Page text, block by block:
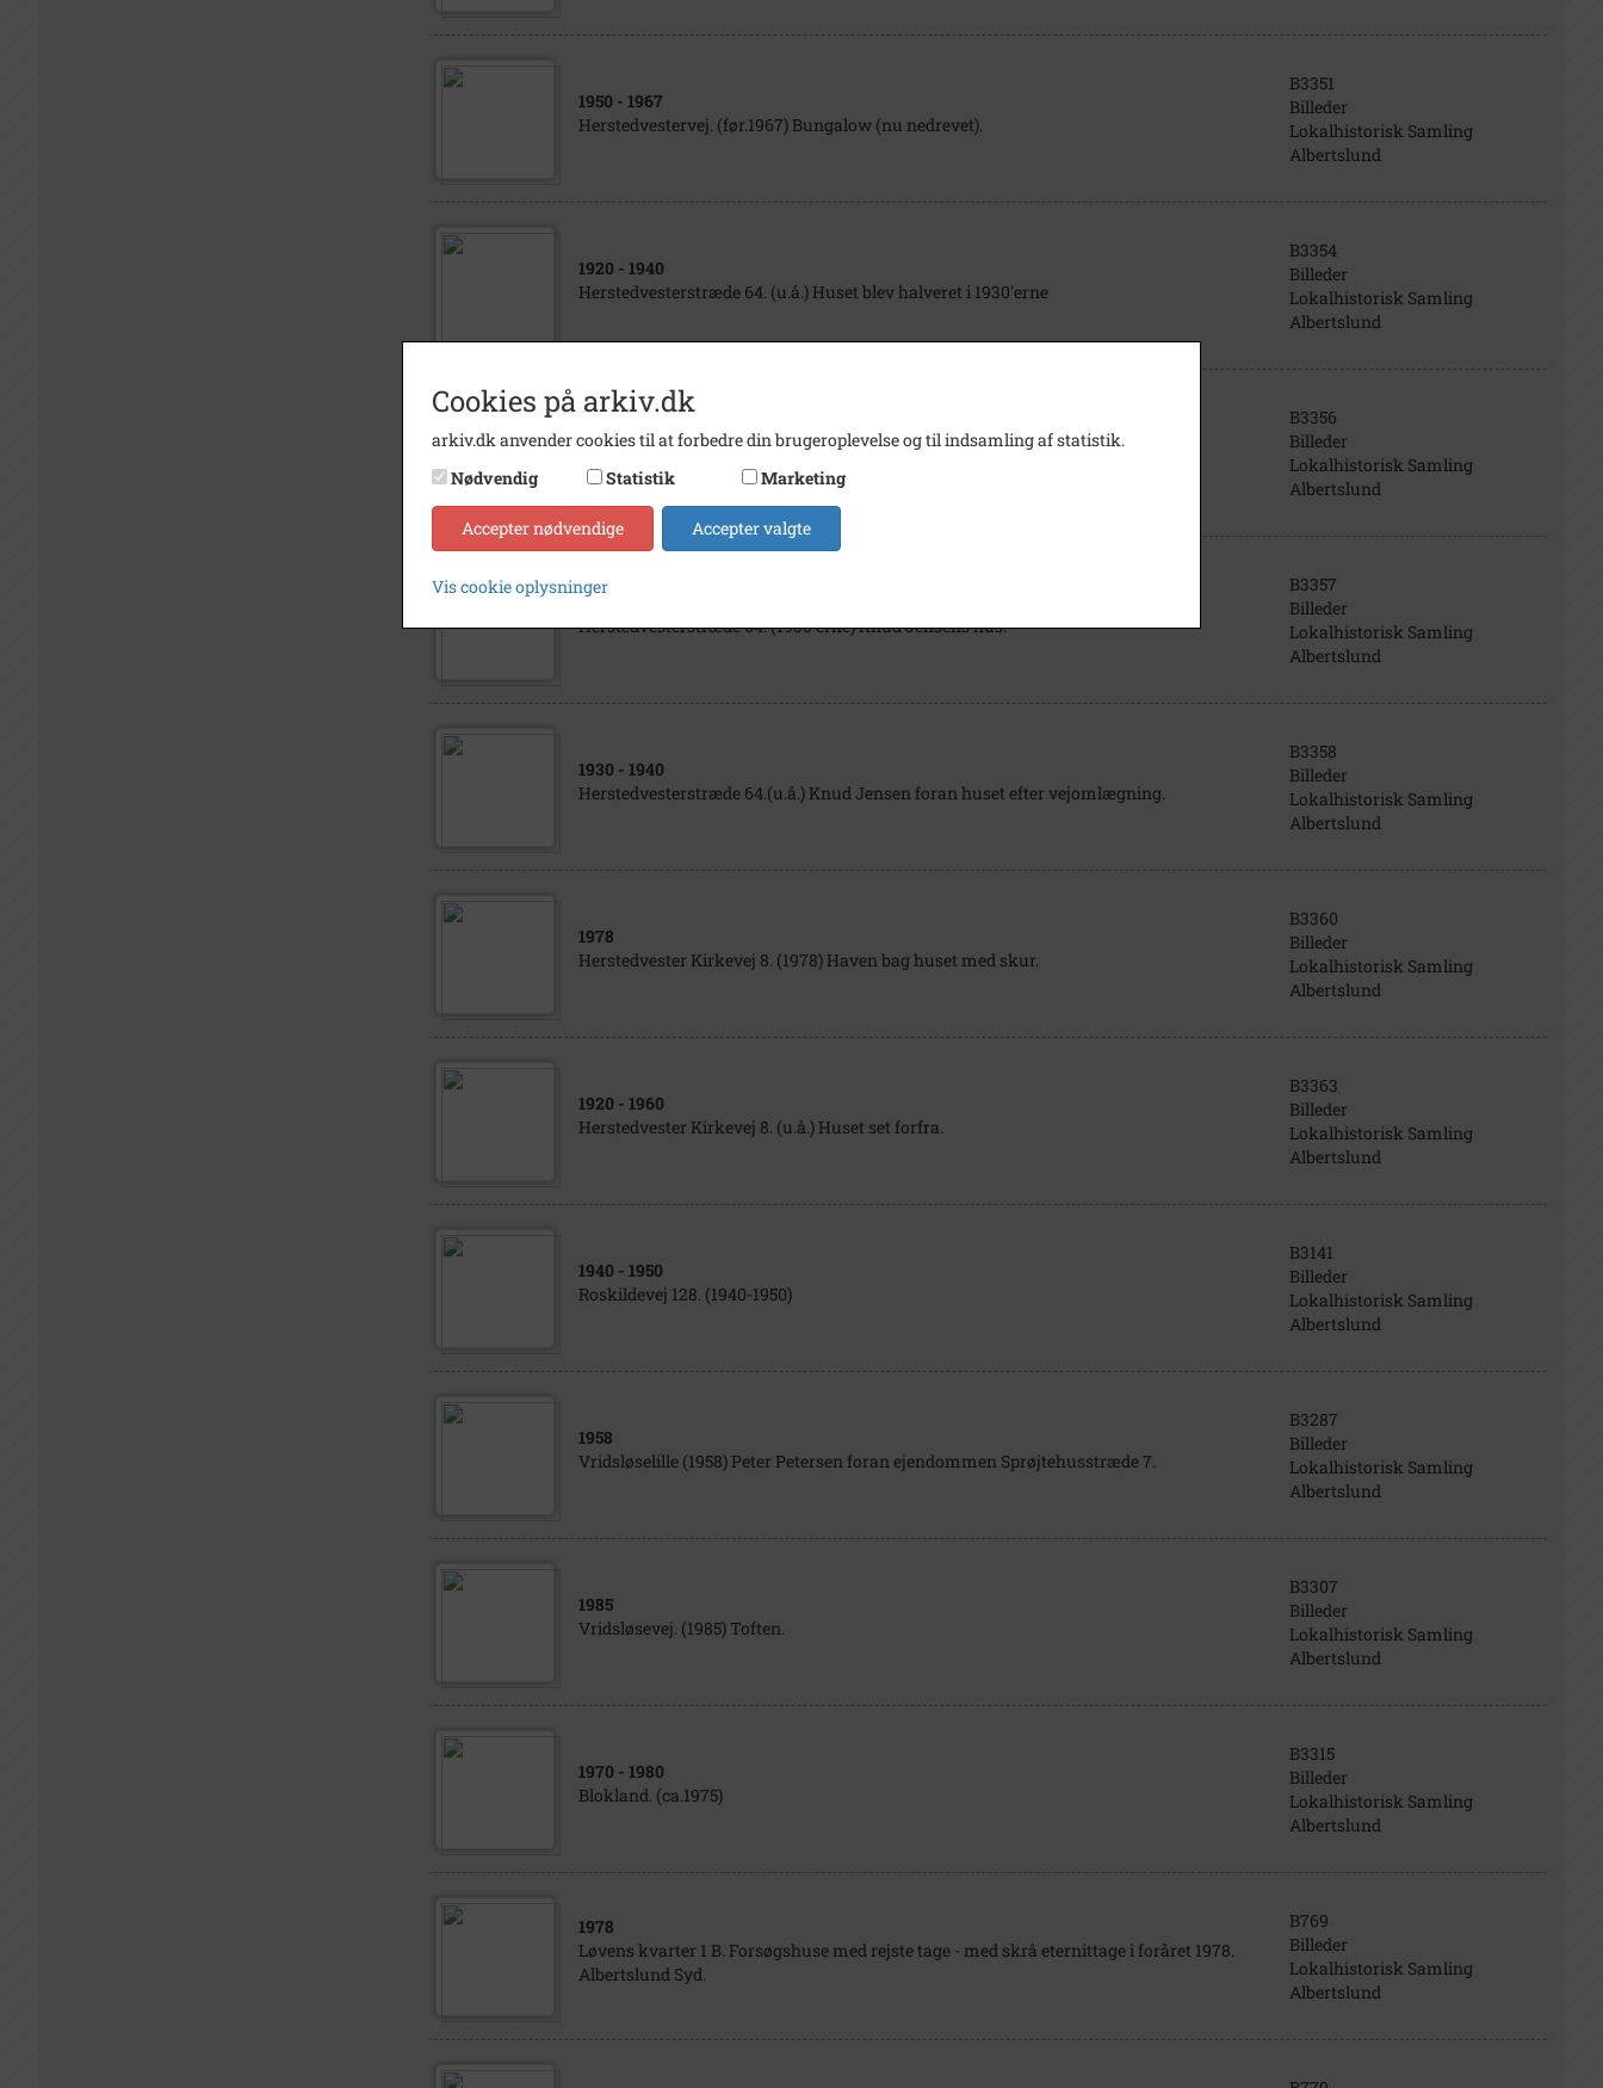
1950 - 1967
Herstedvestervej. (før.1967) Bungalow (nu nedrevet).
B3351
Billeder
Lokalhistorisk Samling
Albertslund
1920 - 1940
Herstedvesterstræde 64. (u.å.) Huset blev halveret i 1930'erne
B3354
Billeder
Lokalhistorisk Samling
Albertslund
1986
B3356
Billeder
Lokalhistorisk Samling
Albertslund
1930
Herstedvesterstræde 64. (1930'erne) Knud Jensens hus.
B3357
Billeder
Lokalhistorisk Samling
Albertslund
1930 - 1940
Herstedvesterstræde 64.(u.å.) Knud Jensen foran huset efter vejomlægning.
B3358
Billeder
Lokalhistorisk Samling
Albertslund
1978
Herstedvester Kirkevej 8. (1978) Haven bag huset med skur.
B3360
Billeder
Lokalhistorisk Samling
Albertslund
1920 - 1960
Herstedvester Kirkevej 8. (u.å.) Huset set forfra.
B3363
Billeder
Lokalhistorisk Samling
Albertslund
1940 - 1950
Roskildevej 128. (1940-1950)
B3141
Billeder
Lokalhistorisk Samling
Albertslund
1958
Vridsløselille (1958) Peter Petersen foran ejendommen Sprøjtehusstræde 7.
B3287
Billeder
Lokalhistorisk Samling
Albertslund
1985
Vridsløsevej. (1985) Toften.
B3307
Billeder
Lokalhistorisk Samling
Albertslund
1970 - 1980
Blokland. (ca.1975)
B3315
Billeder
Lokalhistorisk Samling
Albertslund
1978
Løvens kvarter 1 B. Forsøgshuse med rejste tage - med skrå eternittage i foråret 1978.
Albertslund Syd.
B769
Billeder
Lokalhistorisk Samling
Albertslund
Cookies på arkiv.dk
arkiv.dk anvender cookies til at forbedre din brugeroplevelse og til indsamling af statistik.
Nødvendig
Statistik Marketing
Accepter nødvendige Accepter valgte
Vis cookie oplysninger